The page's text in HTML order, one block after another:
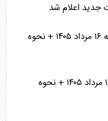
جدید اعلام شد
جدول قطعی برق استان تهران فردا جمعه ۱۶ مرداد ۱۴۰۵ + نحوه
جدول قطعی برق استان قم فردا جمعه ۱۶ مرداد ۱۴۰۵ + نحوه